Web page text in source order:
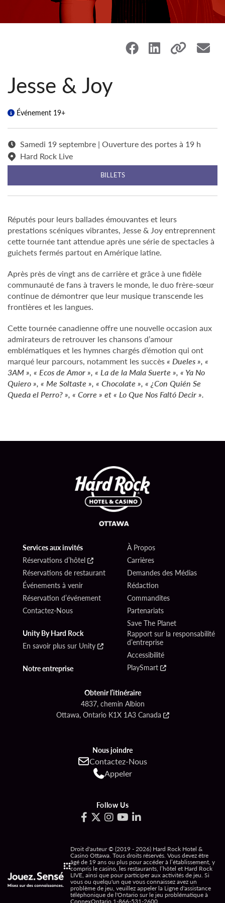
Jesse & Joy
Événement 19+
Samedi 19 septembre | Ouverture des portes à 19 h
Hard Rock Live
BILLETS
Réputés pour leurs ballades émouvantes et leurs
prestations scéniques vibrantes, Jesse & Joy entreprennent
cette tournée tant attendue après une série de spectacles à
guichets fermés partout en Amérique latine.
Après près de vingt ans de carrière et grâce à une fidèle
communauté de fans à travers le monde, le duo frère-sœur
continue de démontrer que leur musique transcende les
frontières et les langues.
Cette tournée canadienne offre une nouvelle occasion aux
admirateurs de retrouver les chansons d’amour
emblématiques et les hymnes chargés d’émotion qui ont
marqué leur parcours, notamment les succès« Dueles », «
3AM », « Ecos de Amor », « La de la Mala Suerte », « Ya No
Quiero », « Me Soltaste », « Chocolate », « ¿Con Quién Se
Queda el Perro? », « Corre » et « Lo Que Nos Faltó Decir ».
Services aux invités
Réservations d’hôtel
Réservations de restaurant
Événements à venir
Réservation d’événement
Contactez-Nous
Unity By Hard Rock
En savoir plus sur Unity
Notre entreprise
À Propos
Carrières
Demandes des Médias
Rédaction
Commandites
Partenariats
Save The Planet
Rapport sur la responsabilité
d’entreprise
Accessibilité
PlaySmart
Obtenir l’itinéraire
4837, chemin Albion
Ottawa, Ontario K1X 1A3 Canada
Nous joindre
Contactez-Nous
Appeler
Follow Us
Droit d'auteur © (2019 - 2026) Hard Rock Hotel &
Casino Ottawa. Tous droits réservés. Vous devez être
âgé de 19 ans ou plus pour accéder à l’établissement, y
compris le casino, les restaurants, l’hôtel et Hard Rock
LIVE, ainsi que pour participer aux activités de jeu. Si
vous ou quelqu'un que vous connaissez avez un
problème de jeu, veuillez appeler la Ligne d'assistance
téléphonique de l'Ontario sur le jeu problématique à
ConnexOntario 1-866-531-2600